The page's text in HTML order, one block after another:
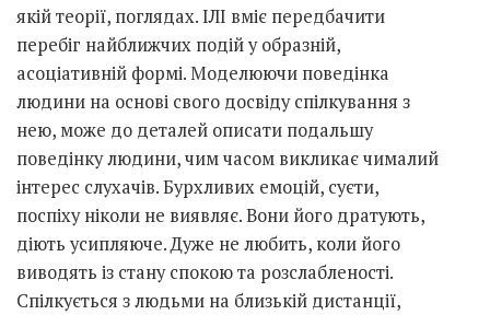
якій теорії, поглядах. ІЛІ вміє передбачити
перебіг найближчих подій у образній,
асоціативній формі. Моделюючи поведінка
людини на основі свого досвіду спілкування з
нею, може до деталей описати подальшу
поведінку людини, чим часом викликає чималий
інтерес слухачів. Бурхливих емоцій, суєти,
поспіху ніколи не виявляє. Вони його дратують,
діють усипляюче. Дуже не любить, коли його
виводять із стану спокою та розслабленості.
Спілкується з людьми на близькій дистанції,